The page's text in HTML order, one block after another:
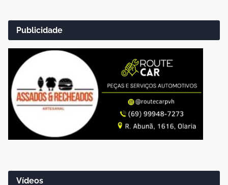
Publicidade
Vídeos